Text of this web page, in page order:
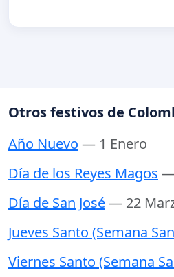
Otros festivos de
Año Nuevo — 1 Enero
Día de los Reyes Magos —
Día de San José— 22
Jueves Santo (Semana
Viernes Santo (Semana